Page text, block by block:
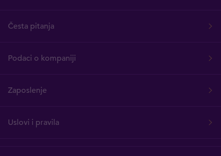
Česta pitanja
Podaci o kompaniji
Zaposlenje
Uslovi i pravila